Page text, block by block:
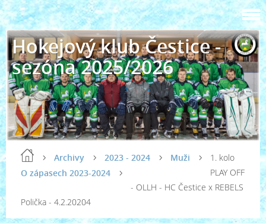
Hokejový klub Čestice -
sezóna 2025/2026
Archivy 2023 - 2024
Muži
O zápasech 2023-2024
1. kolo
PLAY OFF
- OLLH - HC Čestice x REBELS
Polička - 4.2.20204